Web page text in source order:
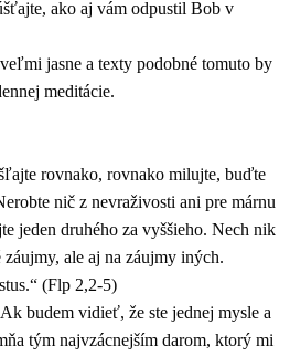
ako aj vám odpustil Bob v
jasne a texty podobné tomuto by
meditácie.
rovnako, rovnako milujte, buďte
nič z nevraživosti ani pre márnu
jeden druhého za vyššieho. Nech nik
ale aj na záujmy iných.
(Flp 2,2-5)
budem vidieť, že ste jednej mysle a
tým najvzácnejším darom, ktorý mi